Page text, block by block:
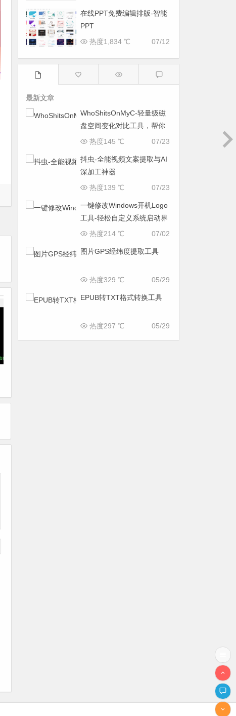
在线PPT免费编辑排版-智能
PPT
07/12
热度1,834 ℃
最新文章
WhoShitsOnMyC-轻量级磁
盘空间变化对比工具，帮你
找出“吃掉”空间的罪魁祸首
07/23
热度145 ℃
抖虫-全能视频文案提取与AI
深加工神器
07/23
热度139 ℃
一键修改Windows开机Logo
工具-轻松自定义系统启动界
面
07/02
热度214 ℃
图片GPS经纬度提取工具
05/29
热度329 ℃
EPUB转TXT格式转换工具
05/29
热度297 ℃